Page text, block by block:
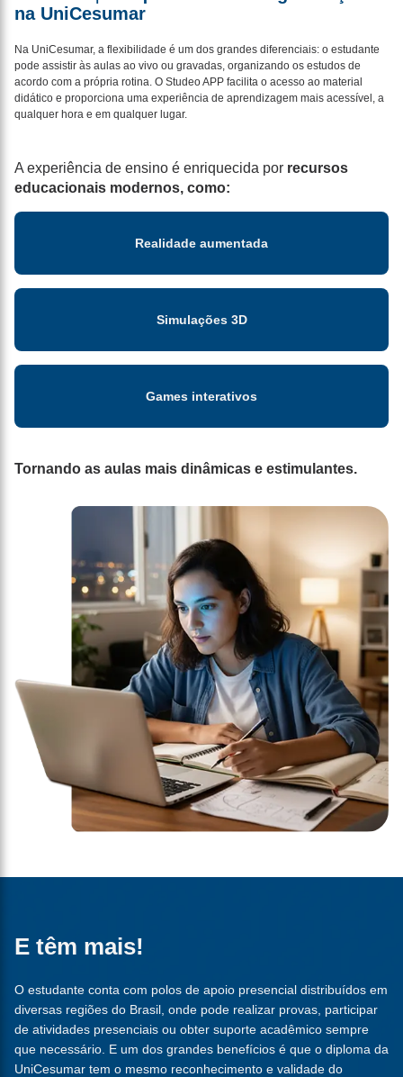
na UniCesumar
Na UniCesumar, a flexibilidade é um dos grandes diferenciais: o estudante
pode assistir às aulas ao vivo ou gravadas, organizando os estudos de
acordo com a própria rotina. O Studeo APP facilita o acesso ao material
didático e proporciona uma experiência de aprendizagem mais acessível, a
qualquer hora e em qualquer lugar.
A experiência de ensino é enriquecida por recursos
educacionais modernos, como:
Realidade aumentada
Simulações 3D
Games interativos
Tornando as aulas mais dinâmicas e estimulantes.
E têm mais!
O estudante conta com polos de apoio presencial distribuídos em
diversas regiões do Brasil, onde pode realizar provas, participar
de atividades presenciais ou obter suporte acadêmico sempre
que necessário. E um dos grandes benefícios é que o diploma da
UniCesumar tem o mesmo reconhecimento e validade do